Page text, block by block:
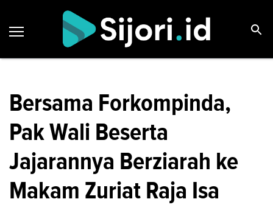
Bersama Forkompinda,
Pak Wali Beserta
Jajarannya Berziarah ke
Makam Zuriat Raja Isa